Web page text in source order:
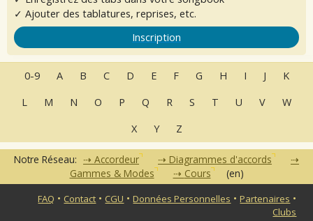
✓ Ajouter des tablatures, reprises, etc.
Inscription
0-9 A B C D E F G H I J
K
L
M N O P Q R S T U V
W
X
Y Z
Notre Réseau: Accordeur
Diagrammes d'accords
Gammes & Modes
Cours (en)
FAQ • Contact • CGU •Données Personnelles •Partenaires •
Clubs